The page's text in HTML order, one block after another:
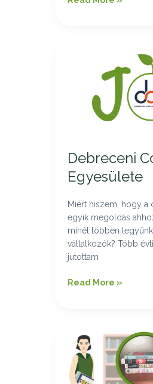
Debreceni
Egyesülete
Miért hiszem, hogy a
egyik megoldás
minél többen
vállalkozók? Több
jutottam
Egyesülete
Read More »
szemlélet